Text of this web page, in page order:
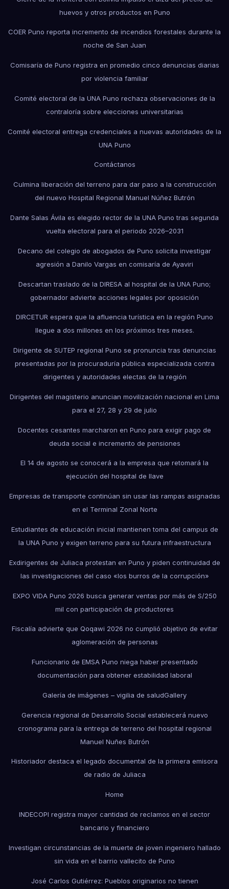
huevos y otros productos en Puno
COER Puno reporta incremento de incendios forestales durante la
noche de San Juan
Comisaría de Puno registra en promedio cinco denuncias diarias
por violencia familiar
Comité electoral de la UNA Puno rechaza observaciones de la
contraloría sobre elecciones universitarias
Comité electoral entrega credenciales a nuevas autoridades de la
UNA Puno
Contáctanos
Culmina liberación del terreno para dar paso a la construcción
del nuevo Hospital Regional Manuel Núñez Butrón
Dante Salas Ávila es elegido rector de la UNA Puno tras segunda
vuelta electoral para el periodo 2026–2031
Decano del colegio de abogados de Puno solicita investigar
agresión a Danilo Vargas en comisaría de Ayaviri
Descartan traslado de la DIRESA al hospital de la UNA Puno;
gobernador advierte acciones legales por oposición
DIRCETUR espera que la afluencia turística en la región Puno
llegue a dos millones en los próximos tres meses.
Dirigente de SUTEP regional Puno se pronuncia tras denuncias
presentadas por la procuraduría pública especializada contra
dirigentes y autoridades electas de la región
Dirigentes del magisterio anuncian movilización nacional en Lima
para el 27, 28 y 29 de julio
Docentes cesantes marcharon en Puno para exigir pago de
deuda social e incremento de pensiones
El 14 de agosto se conocerá a la empresa que retomará la
ejecución del hospital de Ilave
Empresas de transporte continúan sin usar las rampas asignadas
en el Terminal Zonal Norte
Estudiantes de educación inicial mantienen toma del campus de
la UNA Puno y exigen terreno para su futura infraestructura
Exdirigentes de Juliaca protestan en Puno y piden continuidad de
las investigaciones del caso «los burros de la corrupción»
EXPO VIDA Puno 2026 busca generar ventas por más de S/250
mil con participación de productores
Fiscalía advierte que Qoqawi 2026 no cumplió objetivo de evitar
aglomeración de personas
Funcionario de EMSA Puno niega haber presentado
documentación para obtener estabilidad laboral
Galería de imágenes – vigilia de saludGallery
Gerencia regional de Desarrollo Social establecerá nuevo
cronograma para la entrega de terreno del hospital regional
Manuel Nuñes Butrón
Historiador destaca el legado documental de la primera emisora
de radio de Juliaca
Home
INDECOPI registra mayor cantidad de reclamos en el sector
bancario y financiero
Investigan circunstancias de la muerte de joven ingeniero hallado
sin vida en el barrio vallecito de Puno
José Carlos Gutiérrez: Pueblos originarios no tienen